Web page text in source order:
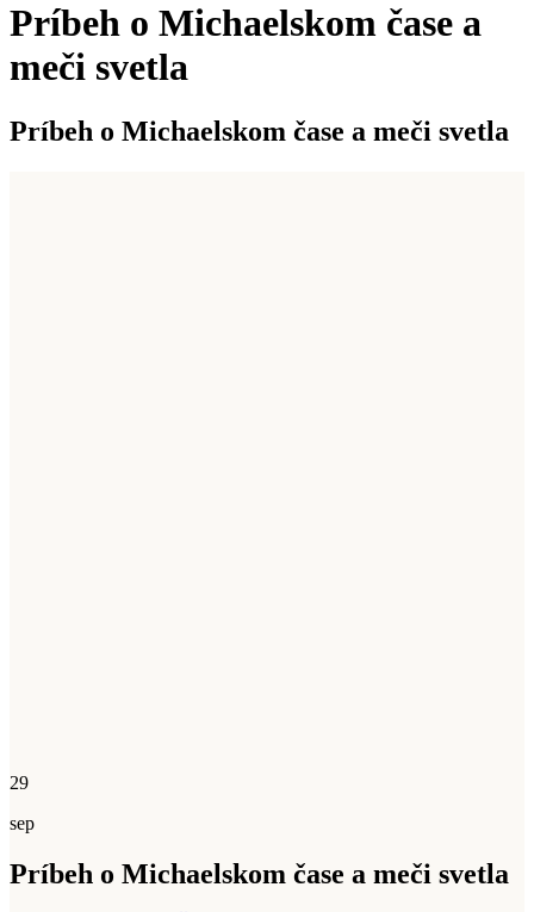
Príbeh o Michaelskom čase a
meči svetla
Príbeh o Michaelskom čase a meči svetla
29
sep
Príbeh o Michaelskom čase a meči svetla